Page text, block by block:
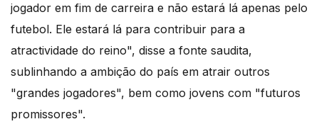
jogador em fim de carreira e não estará lá apenas pelo
futebol. Ele estará lá para contribuir para a
atractividade do reino", disse a fonte saudita,
sublinhando a ambição do país em atrair outros
"grandes jogadores", bem como jovens com "futuros
promissores".